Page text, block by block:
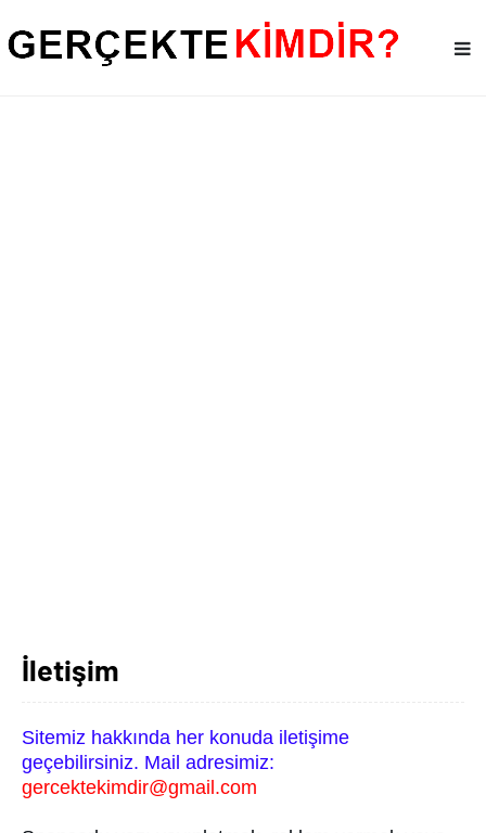
İletişim
Sitemiz hakkında her konuda iletişime
geçebilirsiniz. Mail adresimiz:
gercektekimdir@gmail.com